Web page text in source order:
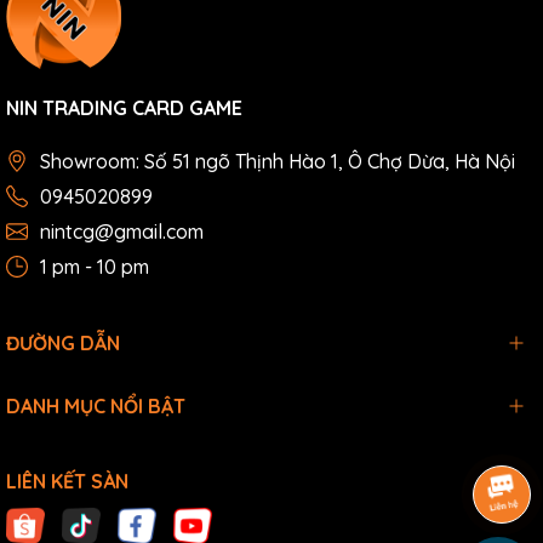
NIN TRADING CARD GAME
Showroom: Số 51 ngõ Thịnh Hào 1, Ô Chợ Dừa, Hà Nội
0945020899
nintcg@gmail.com
1 pm - 10 pm
ĐƯỜNG DẪN
DANH MỤC NỔI BẬT
LIÊN KẾT SÀN